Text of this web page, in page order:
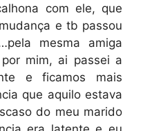
com ele, que
e tb passou
mesma amiga
mim, ai passei a
e ficamos mais
que aquilo estava
do meu marido